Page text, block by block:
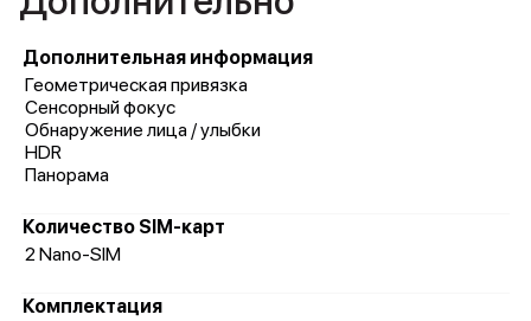
Дополнительная информация
Геометрическая привязка
Сенсорный фокус
Обнаружение лица / улыбки
HDR
Панорама
Количество SIM-карт
2 Nano-SIM
Комплектация